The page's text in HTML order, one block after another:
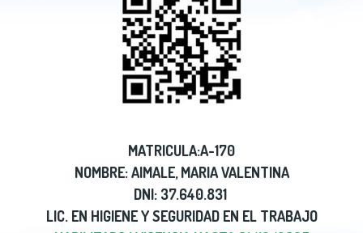
MATRICULA:A-170
NOMBRE: AIMALE, MARIA VALENTINA
DNI: 37.640.831
LIC. EN HIGIENE Y SEGURIDAD EN EL TRABAJO